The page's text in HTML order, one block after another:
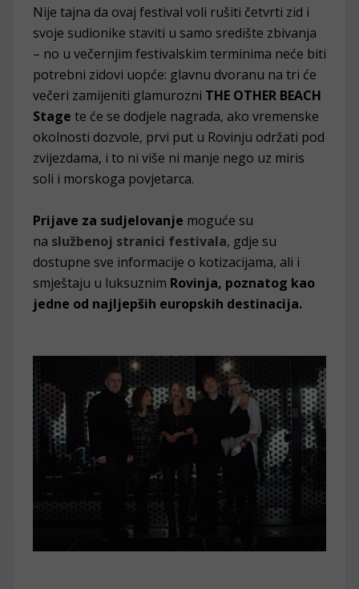
Nije tajna da ovaj festival voli rušiti četvrti zid i
svoje sudionike staviti u samo središte zbivanja
– no u večernjim festivalskim terminima neće biti
potrebni zidovi uopće: glavnu dvoranu na tri će
večeri zamijeniti glamurozni THE OTHER BEACH
Stage te će se dodjele nagrada, ako vremenske
okolnosti dozvole, prvi put u Rovinju održati pod
zvijezdama, i to ni više ni manje nego uz miris
soli i morskoga povjetarca.
Prijave za sudjelovanje moguće su
na službenoj stranici festivala, gdje su
dostupne sve informacije o kotizacijama, ali i
smještaju u luksuznim Rovinja, poznatog kao
jedne od najljepših europskih destinacija.